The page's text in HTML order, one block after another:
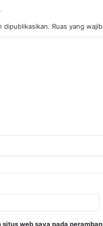
dipublikasikan. Ruas yang
situs web saya pada